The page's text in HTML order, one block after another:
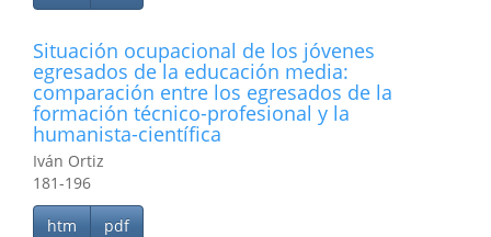
Situación ocupacional de los jóvenes
egresados de la educación media:
comparación entre los egresados de la
formación técnico-profesional y la
humanista-científica
Iván Ortiz
181-196
htm pdf